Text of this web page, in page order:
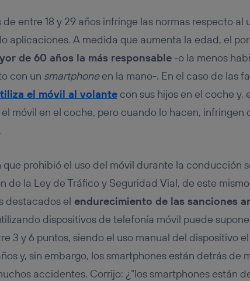
entre 18 y 29 años infringe las normas respecto al
aplicaciones. A medida que aumenta la edad, el
de 60 años la más responsable-o la menos
con un smartphoneen la mano-. En el caso de las
el móvil al volantecon sus hijos en el coche y,
móvil en el coche, pero cuando lo hacen, infringen
que prohibió el uso del móvil durante la conducción
de la Ley de Tráfico y Seguridad Vial, de este
destacados el endurecimiento de las sanciones
dispositivos de telefonía móvil puede
3 y 6 puntos, siendo el uso manual del dispositivo
y, sin embargo, los smartphones están detrás de
accidentes. Corrijo: ¿“los smartphones están